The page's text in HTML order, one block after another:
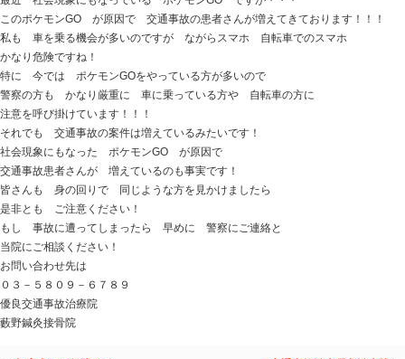
Blog記事一覧>未分類> 交通事故患者さん急増
交通事故患者さん急増
2016.08.02 | Category:未分類
おはようございます 足立区六町駅前徒歩１分 藪野鍼
最近 社会現象にもなっている ポケモンGO ですが・
このポケモンGO が原因で 交通事故の患者さんが増え
私も 車を乗る機会が多いのですが ながらスマホ 自
かなり危険ですね！
特に 今では ポケモンGOをやっている方が多いので
警察の方も かなり厳重に 車に乗っている方や 自転